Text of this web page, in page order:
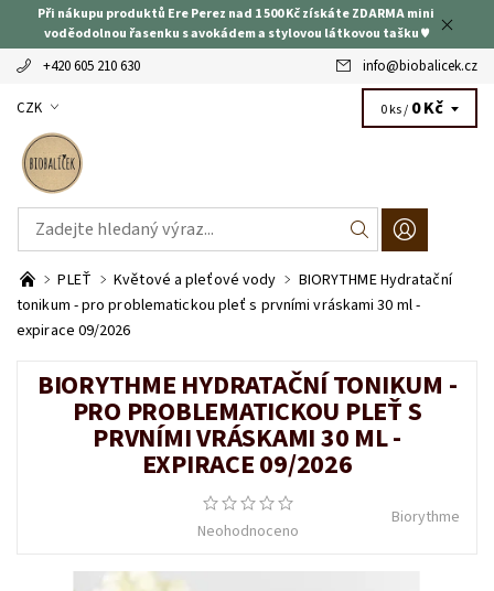
Při nákupu produktů Ere Perez nad 1 500 Kč získáte ZDARMA mini
voděodolnou řasenku s avokádem a stylovou látkovou tašku ♥
+420 605 210 630 info@biobalicek.cz
CZK 0 ks / 0 Kč
PLEŤ Květové a pleťové vody
BIORYTHME Hydratační
tonikum - pro problematickou pleť s prvními vráskami 30 ml -
expirace 09/2026
BIORYTHME HYDRATAČNÍ TONIKUM -
PRO PROBLEMATICKOU PLEŤ S
PRVNÍMI VRÁSKAMI 30 ML -
EXPIRACE 09/2026
Neohodnoceno
Biorythme